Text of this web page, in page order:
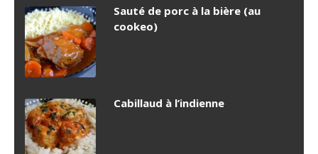
Sauté de porc à la bière (au
cookeo)
Cabillaud à l’indienne